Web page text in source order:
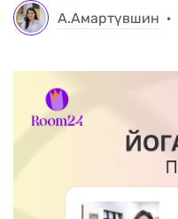
А.Амартүвшин ·